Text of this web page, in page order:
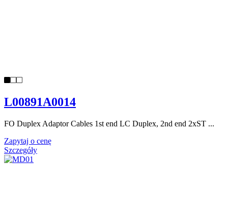
L00891A0014
FO Duplex Adaptor Cables 1st end LC Duplex, 2nd end 2xST ...
Zapytaj o cenę
Szczegóły